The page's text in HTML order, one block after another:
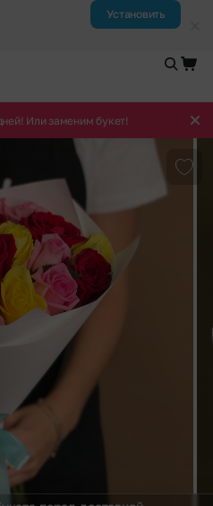
Установить
Или заменим букет!